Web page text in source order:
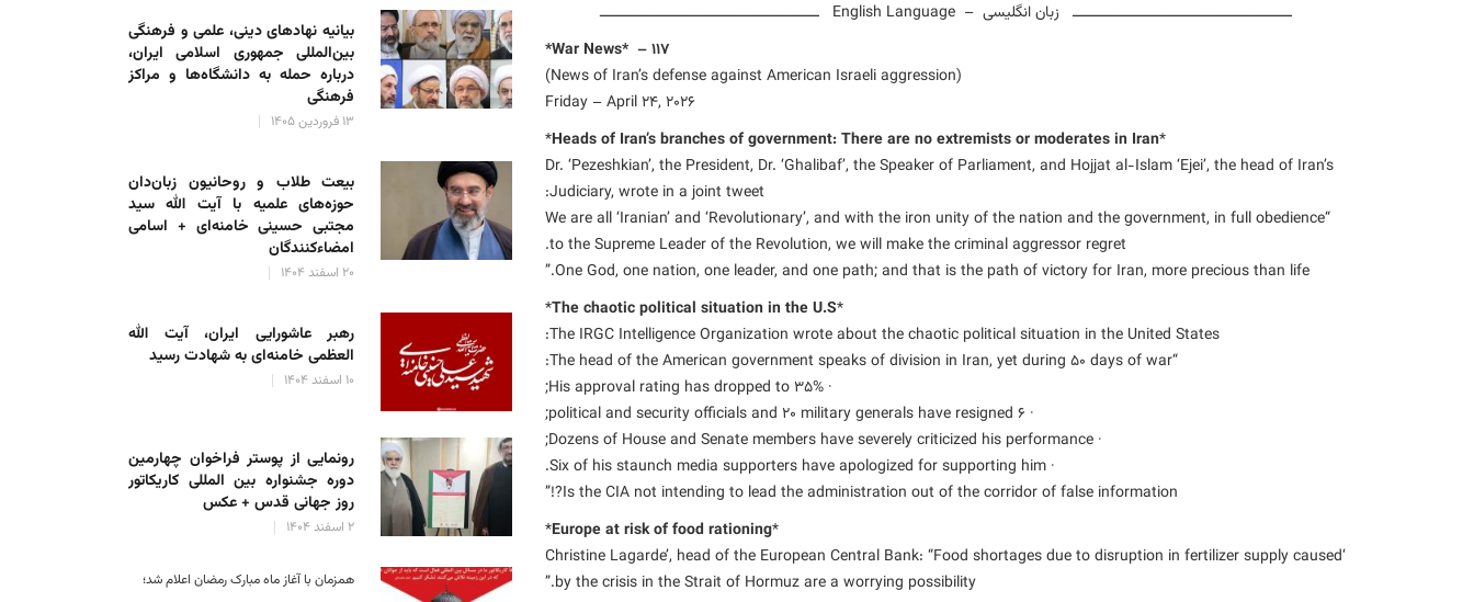
ــــــــــــــــــــــــــــــــــــــــــــــــــ زبان انگلیسی – English Language ــــــــــــــــــــــــــــــــــــــــــــــــــ
(News of Iran’s defense against American Israeli aggression)
Friday – April 24, 2026
*
Heads of Iran’s branches of government: There are no extremists or moderates in Iran
*
Dr. ‘Pezeshkian’, the President, Dr. ‘Ghalibaf’, the Speaker of Parliament, and Hojjat al-Islam ‘Ejei’, the head of Iran’s
Judiciary, wrote in a joint tweet:
“We are all ‘Iranian’ and ‘Revolutionary’, and with the iron unity of the nation and the government, in full obedience
to the Supreme Leader of the Revolution, we will make the criminal aggressor regret.
One God, one nation, one leader, and one path; and that is the path of victory for Iran, more precious than life.”
*
The chaotic political situation in the U.S
*
The IRGC Intelligence Organization wrote about the chaotic political situation in the United States:
“The head of the American government speaks of division in Iran, yet during 50 days of war:
· His approval rating has dropped to 35%;
· 6 political and security officials and 20 military generals have resigned;
· Dozens of House and Senate members have severely criticized his performance;
· Six of his staunch media supporters have apologized for supporting him.
Is the CIA not intending to lead the administration out of the corridor of false information?!”
*
Europe at risk of food rationing
*
‘Christine Lagarde’, head of the European Central Bank: “Food shortages due to disruption in fertilizer supply caused
by the crisis in the Strait of Hormuz are a worrying possibility.”
بیانیه نهادهای دینی، علمی و فرهنگی
بین‌المللی جمهوری اسلامی ایران،
درباره حمله به دانشگاه‌ها و مراکز
فرهنگی
۱۳ فروردین ۱۴۰۵
بیعت طلاب و روحانیون زبان‌دان
حوزه‌های علمیه با آیت الله سید
مجتبی حسینی خامنه‌ای + اسامی
امضاءکنندگان
۲۰ اسفند ۱۴۰۴
رهبر عاشورایی ایران، آیت الله
العظمی خامنه‌ای به شهادت رسید
۱۰ اسفند ۱۴۰۴
رونمایی از پوستر فراخوان چهارمین
دوره جشنواره بین المللی کاریکاتور
روز جهانی قدس + عکس
۲ اسفند ۱۴۰۴
همزمان با آغاز ماه مبارک رمضان اعلام شد؛